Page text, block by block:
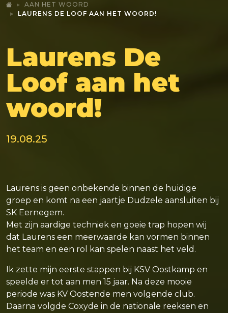
AAN HET WOORD
LAURENS DE LOOF AAN HET WOORD!
Laurens De
Loof aan het
woord!
19.08.25
Laurens is geen onbekende binnen de huidige
groep en komt na een jaartje Dudzele aansluiten bij
SK Eernegem.
Met zijn aardige techniek en goeie trap hopen wij
dat Laurens een meerwaarde kan vormen binnen
het team en een rol kan spelen naast het veld.
Ik zette mijn eerste stappen bij KSV Oostkamp en
speelde er tot aan men 15 jaar. Na deze mooie
periode was KV Oostende men volgende club.
Daarna volgde Coxyde in de nationale reeksen en